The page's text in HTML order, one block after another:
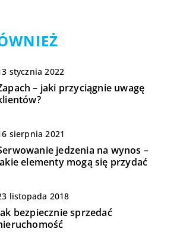
stycznia 2022
– jaki przyciągnie uwagę
sierpnia 2021
jedzenia na wynos –
elementy mogą się przydać
listopada 2018
bezpiecznie sprzedać